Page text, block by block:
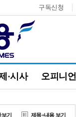
구독신청
·시사 오피니언
보기 제목+내용 보기